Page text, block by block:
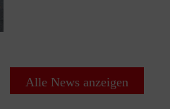
Alle News anzeigen